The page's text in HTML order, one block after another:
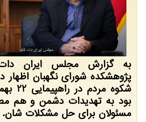
به گزارش مجلس ایران
پژوهشکده شورای نگهبان
شکوه
بود به تهدیدات دشمن و هم
مسئولان برای حل مشکلات شان.